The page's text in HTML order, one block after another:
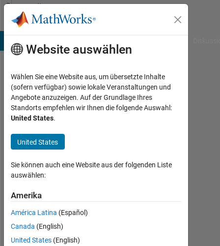
Weiter zum Inhalt
Community
Profile
SP
Last
seen:
fast 5
Jahre
vor
Aktiv
seit
0
Following:
Website auswählen
Wählen Sie eine Website aus, um übersetzte Inhalte
(sofern verfügbar) sowie lokale Veranstaltungen und
Angebote anzuzeigen. Auf der Grundlage Ihres
Standorts empfehlen wir Ihnen die folgende Auswahl:
United States.
United States
Sie können auch eine Website aus der folgenden Liste
auswählen:
Amerika
América Latina (Español)
Canada (English)
United States (English)